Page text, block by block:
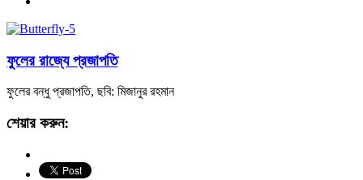
ফুলের রাজ্যে প্রজাপতি
ফুলের বন্ধু প্রজাপতি, ছবি: মিজানুর রহমান
শেয়ার করুন: